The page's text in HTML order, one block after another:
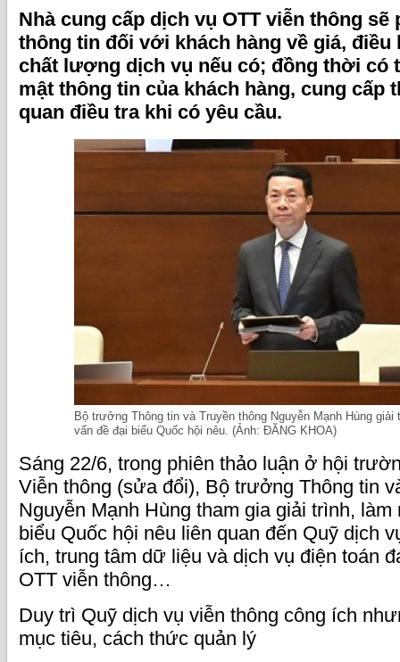
Nhà cung cấp dịch vụ OTT viễn thông sẽ
thông tin đối với khách hàng về giá, điều
chất lượng dịch vụ nếu có; đồng thời có
mật thông tin của khách hàng, cung cấp
quan điều tra khi có yêu cầu.
Bộ trưởng Thông tin và Truyền thông Nguyễn Mạnh Hùng giải
vấn đề đại biểu Quốc hội nêu. (Ảnh: ĐĂNG KHOA)
Sáng 22/6, trong phiên thảo luận ở hội
Viễn thông (sửa đổi), Bộ trưởng Thông tin
Nguyễn Mạnh Hùng tham gia giải trình, làm
biểu Quốc hội nêu liên quan đến Quỹ dịch
ích, trung tâm dữ liệu và dịch vụ điện toán
OTT viễn thông…
Duy trì Quỹ dịch vụ viễn thông công ích
mục tiêu, cách thức quản lý